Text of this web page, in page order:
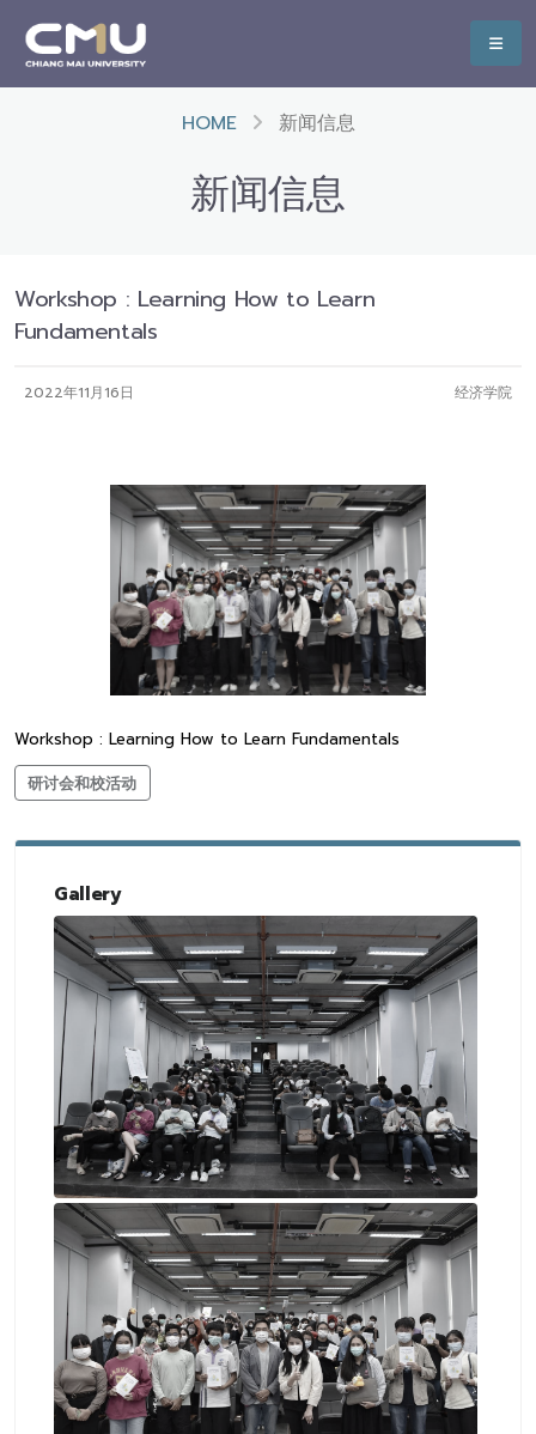
HOME 新闻信息
新闻信息
Workshop : Learning How to Learn
Fundamentals
2022年11月16日 经济学院
Workshop : Learning How to Learn Fundamentals
研讨会和校活动
Gallery